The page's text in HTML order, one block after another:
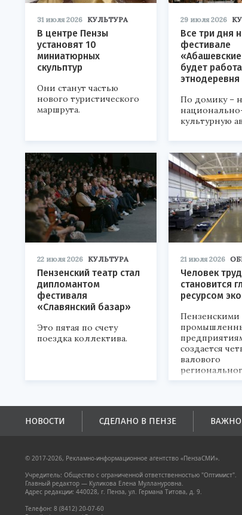
31 июля 2026 КУЛЬТУРА
В центре Пензы
установят 10
миниатюрных
скульптур
Они станут частью
нового туристического
маршрута.
29 июля 2026
Все три дня
фестивале
будет
этнодеревня
По домику –
культурную
22 июля 2026 КУЛЬТУРА
Пензенский театр стал
дипломантом
фестиваля
«Славянский базар»
Это пятая по счету
поездка коллектива.
21 июля 2026
Человек
становится
ресурсом
Пензенскими
создается
валового
продукта и
поступлений в
бюджеты
НОВОСТИ СДЕЛАНО В ПЕНЗЕ ВАЖНО
© 2017-2026, Рекламно-информационное агентство «ПензаСМИ».
Учредитель: Общество с ограниченной ответственностью "Оптимист".
Главный редактор — Куликова Елена Муллануровна.
Адрес редакции: 440028, г. Пенза, ул. Германа Титова, д. 9.
Телефон: 8 (8412) 20-07-60